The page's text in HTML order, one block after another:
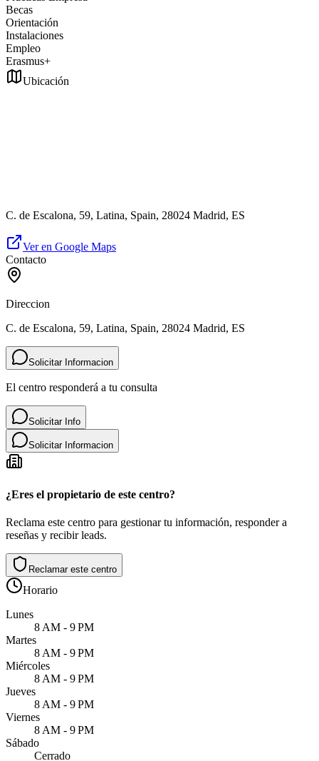
Becas
Orientación
Instalaciones
Empleo
Erasmus+
Ubicación
C. de Escalona, 59, Latina, Spain, 28024 Madrid, ES
Ver en Google Maps
Contacto
Direccion
C. de Escalona, 59, Latina, Spain, 28024 Madrid, ES
Solicitar Informacion
El centro responderá a tu consulta
Solicitar Info
Solicitar Informacion
¿Eres el propietario de este centro?
Reclama este centro para gestionar tu información, responder a
reseñas y recibir leads.
Reclamar este centro
Horario
Lunes
8 AM - 9 PM
Martes
8 AM - 9 PM
Miércoles
8 AM - 9 PM
Jueves
8 AM - 9 PM
Viernes
8 AM - 9 PM
Sábado
Cerrado